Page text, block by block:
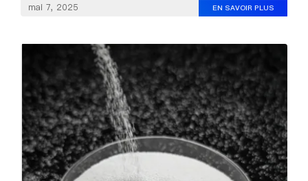
mai 7, 2025 EN SAVOIR PLUS